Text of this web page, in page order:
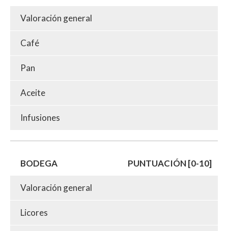
Valoración general
Café
Pan
Aceite
Infusiones
BODEGA PUNTUACIÓN [0-10]
Valoración general
Licores